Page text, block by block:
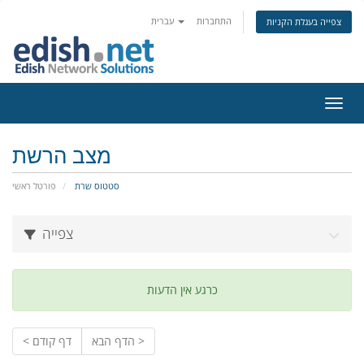
התחברות צפייה בעגלת הקניות
מצב הרשת
פורטל ראשי סטטוס שרת
צפייה
כרגע אין הדעות
< דף קודם הדף הבא >